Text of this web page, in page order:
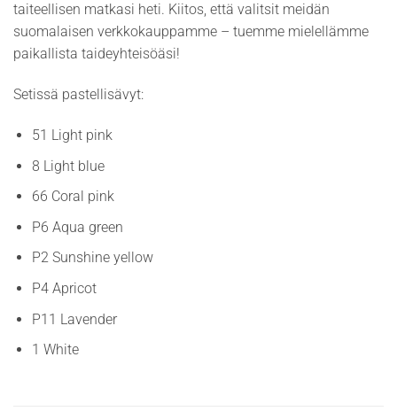
taiteellisen matkasi heti. Kiitos, että valitsit meidän
suomalaisen verkkokauppamme – tuemme mielellämme
paikallista taideyhteisöäsi!
Setissä pastellisävyt:
51 Light pink
8 Light blue
66 Coral pink
P6 Aqua green
P2 Sunshine yellow
P4 Apricot
P11 Lavender
1 White